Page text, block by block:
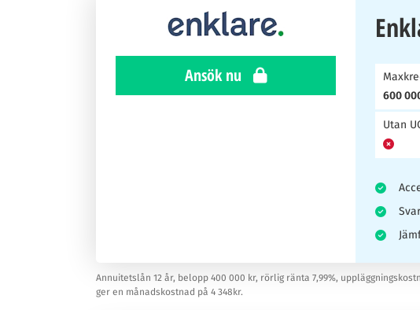
Ansök nu
600
Utan
Annuitetslån 12 år, belopp 400 000 kr, rörlig ränta 7,99%,
ger en månadskostnad på 4 348kr.